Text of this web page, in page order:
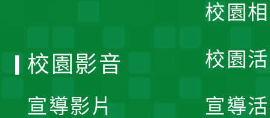
校園
校園
宣導
校園影音
宣導影片